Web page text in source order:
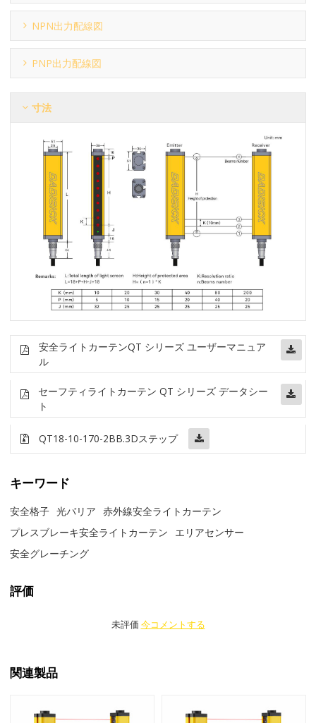
NPN出力配線図
PNP出力配線図
寸法
安全ライトカーテンQT シリーズ ユーザーマニュア
ル
セーフティライトカーテン QT シリーズ データシー
ト
QT18-10-170-2BB.3Dステップ
キーワード
安全格子 光バリア
赤外線安全ライトカーテン
プレスブレーキ安全ライトカーテン
エリアセンサー
安全グレーチング
評価
未評価 今コメントする
関連製品